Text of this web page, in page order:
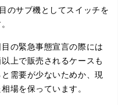
のサブ機としてスイッチを
の緊急事態宣言の際には
上で販売されるケースも
需要が少ないためか、現
場を保っています。